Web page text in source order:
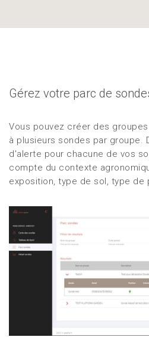
Gérez votre parc de
Vous pouvez créer des
à plusieurs sondes par groupe.
d'alerte pour chacune de vos
compte du contexte
exposition, type de sol, type de